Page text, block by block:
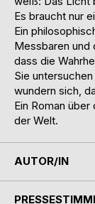
Es braucht nur
Ein
Messbaren und
dass die
Sie
wundern sich,
Ein Roman
der Welt.
AUTOR/IN